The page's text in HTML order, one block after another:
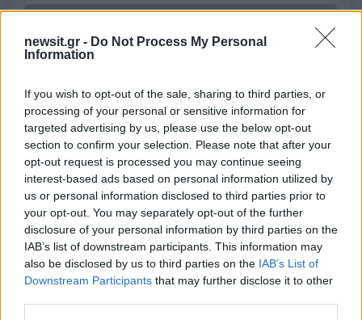
newsit.gr - Do Not Process My Personal
Information
If you wish to opt-out of the sale, sharing to third parties, or
processing of your personal or sensitive information for
targeted advertising by us, please use the below opt-out
section to confirm your selection. Please note that after your
opt-out request is processed you may continue seeing
interest-based ads based on personal information utilized by
us or personal information disclosed to third parties prior to
your opt-out. You may separately opt-out of the further
disclosure of your personal information by third parties on the
IAB’s list of downstream participants. This information may
also be disclosed by us to third parties on the IAB’s List of
Downstream Participants that may further disclose it to other
Όροι Χρήσης. Το site προστατεύεται από reCAPTCHA, ισχύουν
Κόσμος
GEORGE MICHAEL
WHAM
ΔΗΜΟΠΡΑΣΙΑ
ΕΙΔΗΣΕΙΣ
ΤΖΟΡΤΖ ΜΑΙΚΛ
ΤΡΑΓΟΥΔΙΣΤΗΣ
Share:
Ακολουθήστε το Νewsit.gr στοGoogle News και
ενημερωθείτε πρώτοι για όλη την ειδησεογραφία και τα
τελευταία νέατης ημέρας